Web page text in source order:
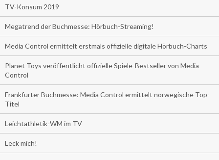
TV-Konsum 2019
Megatrend der Buchmesse: Hörbuch-Streaming!
Media Control ermittelt erstmals offizielle digitale Hörbuch-Charts
Planet Toys veröffentlicht offizielle Spiele-Bestseller von Media
Control
Frankfurter Buchmesse: Media Control ermittelt norwegische Top-
Titel
Leichtathletik-WM im TV
Leck mich!